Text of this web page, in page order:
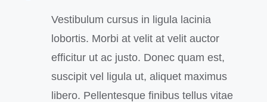
Vestibulum cursus in ligula lacinia
lobortis. Morbi at velit at velit auctor
efficitur ut ac justo. Donec quam est,
suscipit vel ligula ut, aliquet maximus
libero. Pellentesque finibus tellus vitae